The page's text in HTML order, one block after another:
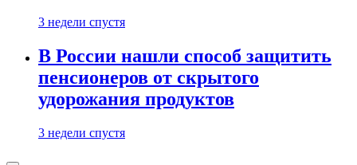
3 недели спустя
В России нашли способ защитить
пенсионеров от скрытого
удорожания продуктов
3 недели спустя